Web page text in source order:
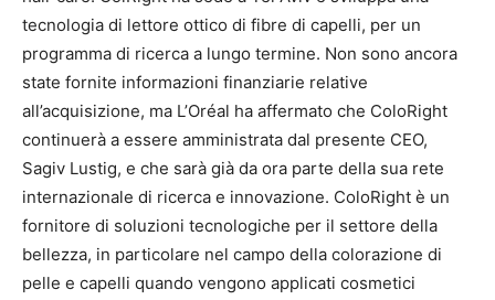
tecnologia di lettore ottico di fibre di capelli, per un
programma di ricerca a lungo termine. Non sono ancora
state fornite informazioni finanziarie relative
all’acquisizione, ma L’Oréal ha affermato che ColoRight
continuerà a essere amministrata dal presente CEO,
Sagiv Lustig, e che sarà già da ora parte della sua rete
internazionale di ricerca e innovazione. ColoRight è un
fornitore di soluzioni tecnologiche per il settore della
bellezza, in particolare nel campo della colorazione di
pelle e capelli quando vengono applicati cosmetici